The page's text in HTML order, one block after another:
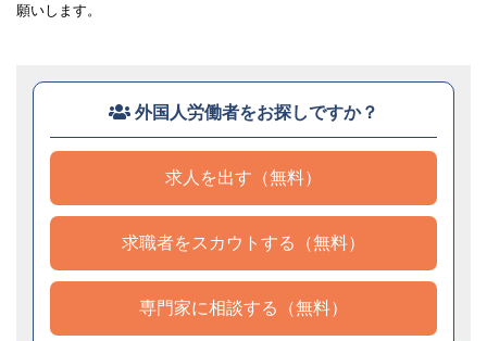
願いします。
外国人労働者をお探しですか？
求人を出す（無料）
求職者をスカウトする（無料）
専門家に相談する（無料）